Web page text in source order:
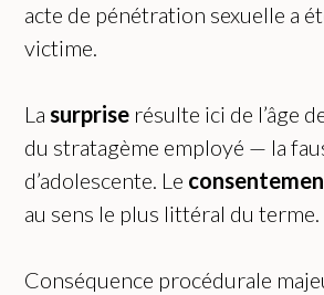
acte de pénétration sexuelle a
victime.
La surprise résulte ici de l’âge
du stratagème employé — la
d’adolescente. Le
au sens le plus littéral du terme.
Conséquence procédurale